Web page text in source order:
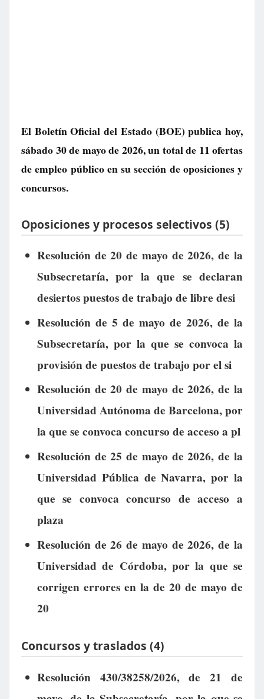
El Boletín Oficial del Estado (BOE) publica hoy,
sábado 30 de mayo de 2026, un total de 11 ofertas
de empleo públicoen su sección de oposiciones y
concursos.
Oposiciones y procesos selectivos (5)
Resolución de 20 de mayo de 2026, de la
Subsecretaría, por la que se declaran
desiertos puestos de trabajo de libre desi
Resolución de 5 de mayo de 2026, de la
Subsecretaría, por la que se convoca la
provisión de puestos de trabajo por el si
Resolución de 20 de mayo de 2026, de la
Universidad Autónoma de Barcelona, por
la que se convoca concurso de acceso a pl
Resolución de 25 de mayo de 2026, de la
Universidad Pública de Navarra, por la
que se convoca concurso de acceso a
plaza
Resolución de 26 de mayo de 2026, de la
Universidad de Córdoba, por la que se
corrigen errores en la de 20 de mayo de
20
Concursos y traslados (4)
Resolución 430/38258/2026, de 21 de